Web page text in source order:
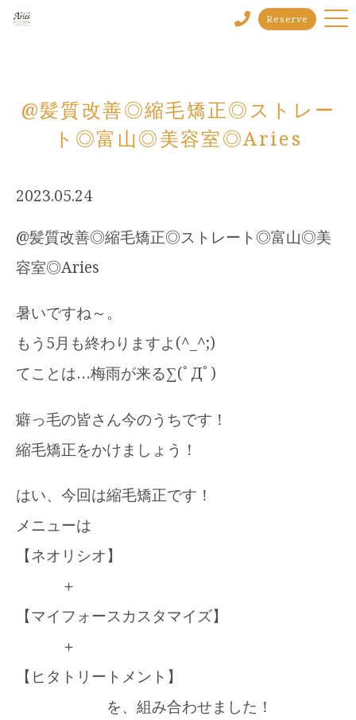
Reserve
@髪質改善◎縮毛矯正◎ストレー
ト◎富山◎美容室◎Aries
2023.05.24
@髪質改善◎縮毛矯正◎ストレート◎富山◎美
容室◎Aries
暑いですね～。
もう5月も終わりますよ(^_^;)
てことは…梅雨が来る∑(ﾟДﾟ)
癖っ毛の皆さん今のうちです！
縮毛矯正をかけましょう！
はい、今回は縮毛矯正です！
メニューは
【ネオリシオ】
＋
【マイフォースカスタマイズ】
＋
【ヒタトリートメント】
を、組み合わせました！